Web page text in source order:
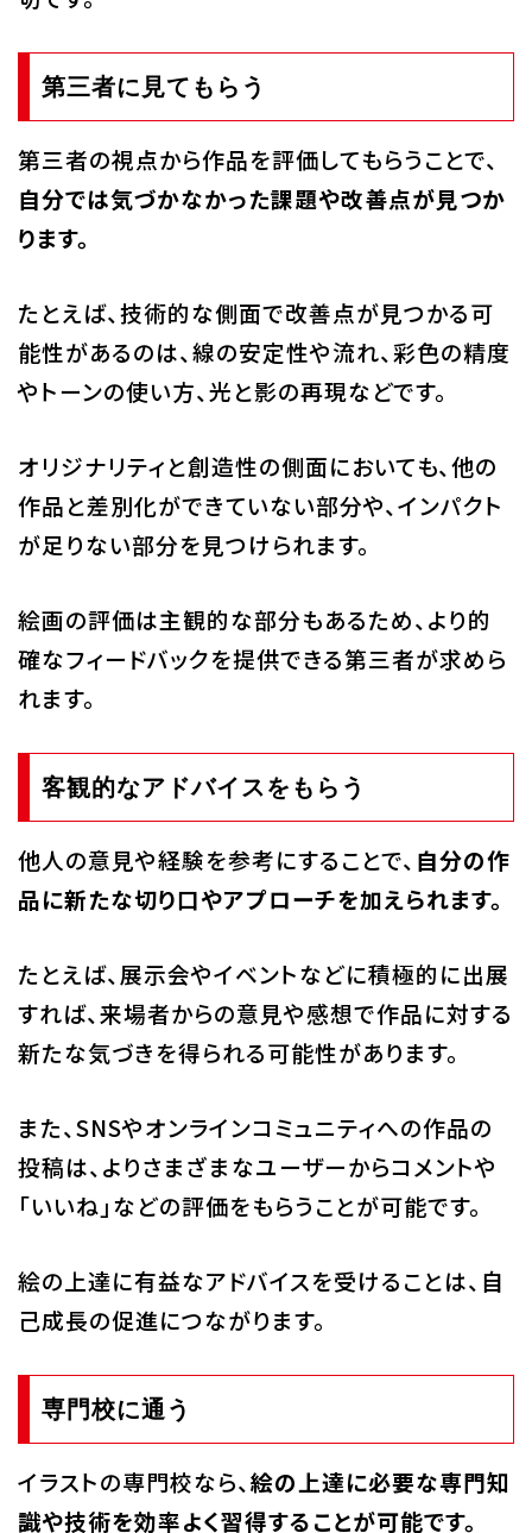
第三者に見てもらう
第三者の視点から作品を評価してもらうことで、
自分では気づかなかった課題や改善点が見つか
ります。
たとえば、技術的な側面で改善点が見つかる可
能性があるのは、線の安定性や流れ、彩色の精度
やトーンの使い方、光と影の再現などです。
オリジナリティと創造性の側面においても、他の
作品と差別化ができていない部分や、インパクト
が足りない部分を見つけられます。
絵画の評価は主観的な部分もあるため、より的
確なフィードバックを提供できる第三者が求めら
れます。
客観的なアドバイスをもらう
他人の意見や経験を参考にすることで、 自分の作
品に新たな切り口やアプローチを加えられます。
たとえば、展示会やイベントなどに積極的に出展
すれば、来場者からの意見や感想で作品に対する
新たな気づきを得られる可能性があります。
また、SNSやオンラインコミュニティへの作品の
投稿は、よりさまざまなユーザーからコメントや
「いいね」などの評価をもらうことが可能です。
絵の上達に有益なアドバイスを受けることは、自
己成長の促進につながります。
専門校に通う
イラストの専門校なら、絵の上達に必要な専門知
識や技術を効率よく習得することが可能です。